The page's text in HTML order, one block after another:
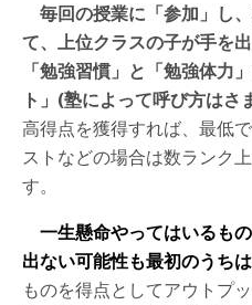
毎回の授業に「参加」し
て、上位クラスの子が手を
「勉強習慣」と「勉強体力
ト」(塾によって呼び方はさ
高得点を獲得すれば、最低
ストなどの場合は数ランク
す。
一生懸命やってはいるも
出ない可能性も最初のうちは
ものを得点としてアウトプ